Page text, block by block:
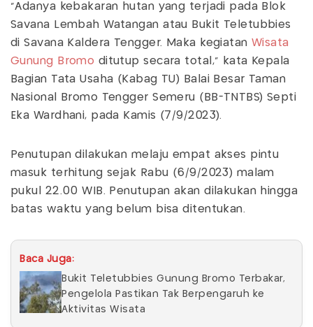
"Adanya kebakaran hutan yang terjadi pada Blok
Savana Lembah Watangan atau Bukit Teletubbies
di Savana Kaldera Tengger. Maka kegiatanWisata
Gunung Bromo ditutup secara total," kata Kepala
Bagian Tata Usaha (Kabag TU) Balai Besar Taman
Nasional Bromo Tengger Semeru (BB-TNTBS) Septi
Eka Wardhani, pada Kamis (7/9/2023).
Penutupan dilakukan melaju empat akses pintu
masuk terhitung sejak Rabu (6/9/2023) malam
pukul 22.00 WIB. Penutupan akan dilakukan hingga
batas waktu yang belum bisa ditentukan.
Baca Juga:
Bukit Teletubbies Gunung Bromo Terbakar,
Pengelola Pastikan Tak Berpengaruh ke
Aktivitas Wisata